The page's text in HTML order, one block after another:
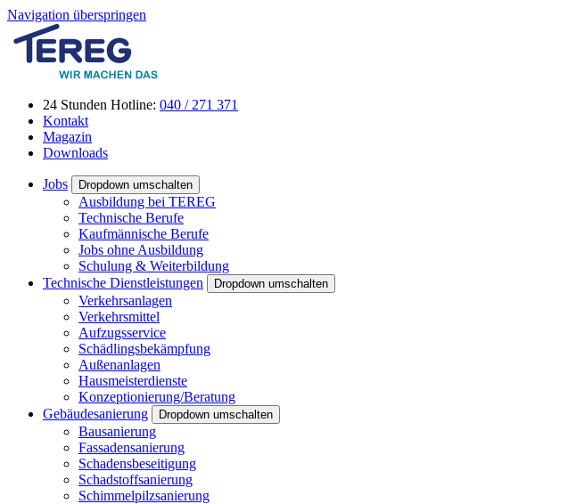
Navigation überspringen
24 Stunden Hotline: 040 / 271 371
Kontakt
Magazin
Downloads
Jobs Dropdown umschalten
Ausbildung bei TEREG
Technische Berufe
Kaufmännische Berufe
Jobs ohne Ausbildung
Schulung & Weiterbildung
Technische Dienstleistungen
Dropdown umschalten
Verkehrsanlagen
Verkehrsmittel
Aufzugsservice
Schädlingsbekämpfung
Außenanlagen
Hausmeisterdienste
Konzeptionierung/Beratung
Gebäudesanierung
Dropdown umschalten
Bausanierung
Fassadensanierung
Schadensbeseitigung
Schadstoffsanierung
Schimmelpilzsanierung